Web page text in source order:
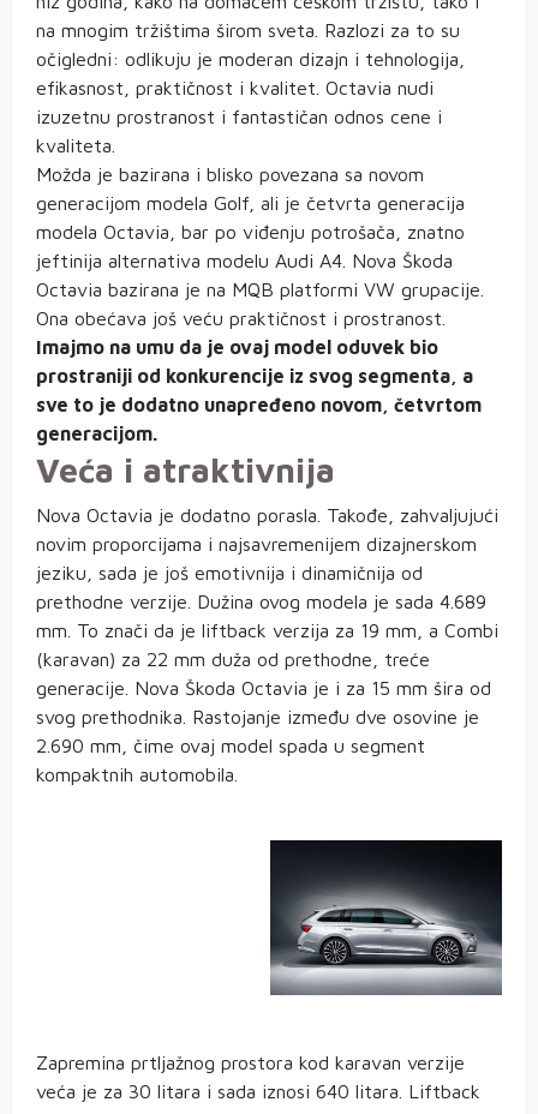
na mnogim tržištima širom sveta. Razlozi za to su
očigledni: odlikuju je moderan dizajn i tehnologija,
efikasnost, praktičnost i kvalitet. Octavia nudi
izuzetnu prostranost i fantastičan odnos cene i
kvaliteta.
Možda je bazirana i blisko povezana sa novom
generacijom modela Golf, ali je četvrta generacija
modela Octavia, bar po viđenju potrošača, znatno
jeftinija alternativa modelu Audi A4. Nova Škoda
Octavia bazirana je na MQB platformi VW grupacije.
Ona obećava još veću praktičnost i prostranost.
Imajmo na umu da je ovaj model oduvek bio
prostraniji od konkurencije iz svog segmenta, a
sve to je dodatno unapređeno novom, četvrtom
generacijom.
Veća i atraktivnija
Nova Octavia je dodatno porasla. Takođe, zahvaljujući
novim proporcijama i najsavremenijem dizajnerskom
jeziku, sada je još emotivnija i dinamičnija od
prethodne verzije. Dužina ovog modela je sada 4.689
mm. To znači da je liftback verzija za 19 mm, a Combi
(karavan) za 22 mm duža od prethodne, treće
generacije. Nova Škoda Octavia je i za 15 mm šira od
svog prethodnika. Rastojanje između dve osovine je
2.690 mm, čime ovaj model spada u segment
kompaktnih automobila.
Zapremina prtljažnog prostora kod karavan verzije
veća je za 30 litara i sada iznosi 640 litara. Liftback